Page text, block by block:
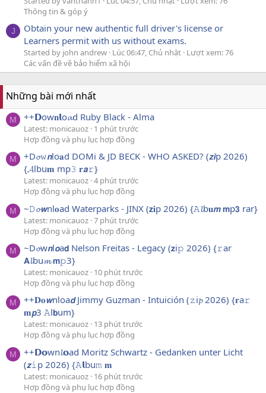
Thông tin & góp ý
J
Obtain your new authentic full driver's license or
Learners permit with us without exams.
Started by john andrew Lúc 06:47, Chủ nhật Lượt xem: 76
Các vấn đề về bảo hiểm xã hội
Những bài mới nhất
M ++𝗗ow𝐧𝗹o𝓪d Ruby Black - Alma
Latest: monicauoz 1 phút trước
Hợp đồng và phụ lục hợp đồng
M
+D𝓸𝚠𝙣lo𝐚d DOMi & JD BECK - WHO ASKED? (𝙯𝙞p 2026)
{𝓐lbu𝐦 mp𝟹 𝐫𝙖𝚛}
Latest: monicauoz 4 phút trước
Hợp đồng và phụ lục hợp đồng
M ~𝙳𝓸𝙬nl𝐨ad Waterparks - JINX (𝘇𝐢p 2026) {𝙰𝓵b𝐮𝙢 𝗺p𝟯 rar}
Latest: monicauoz 7 phút trước
Hợp đồng và phụ lục hợp đồng
M
~D𝓸w𝙣l𝙤a𝗱 Nelson Freitas - Legacy (𝘇i𝚙 2026) {𝚛ar
𝗔𝓵bu𝓶 𝗺𝚙3}
Latest: monicauoz 10 phút trước
Hợp đồng và phụ lục hợp đồng
M
++𝐃𝐨𝙬nloa𝙙 Jimmy Guzman - Intuición (𝚣i𝓹 2026) {𝐫a𝚛
𝐦𝙥3 𝙰l𝗯um}
Latest: monicauoz 13 phút trước
Hợp đồng và phụ lục hợp đồng
M
++𝗗𝗼wn𝓵𝗼ad Moritz Schwartz - Gedanken unter Licht
(𝙯𝚒p 2026) {𝙰𝗹bu𝚖 𝐦
Latest: monicauoz 16 phút trước
Hợp đồng và phụ lục hợp đồng